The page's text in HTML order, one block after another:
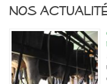
Nos